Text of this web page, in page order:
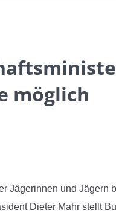
möglich
Jägerinnen und
Dieter Mahr stellt